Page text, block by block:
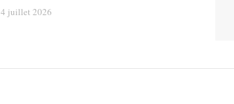
4 juillet 2026